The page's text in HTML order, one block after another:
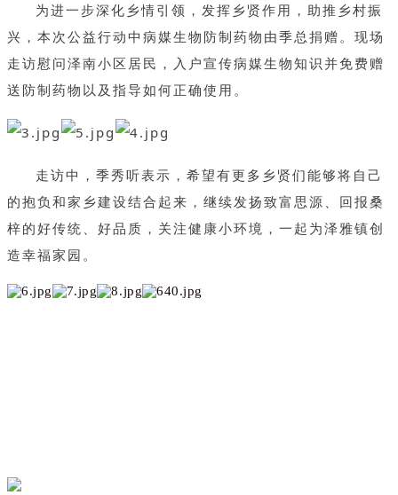
为进一步深化乡情引领，发挥乡贤作用，助推乡村振
兴，本次公益行动中病媒生物防制药物由季总捐赠。现场
走访慰问泽南小区居民，入户宣传病媒生物知识并免费赠
送防制药物以及指导如何正确使用。
走访中，季秀听表示，希望有更多乡贤们能够将自己
的抱负和家乡建设结合起来，继续发扬致富思源、回报桑
梓的好传统、好品质，关注健康小环境，一起为泽雅镇创
造幸福家园。